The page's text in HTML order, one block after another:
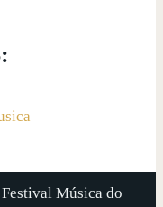
Festival Música do